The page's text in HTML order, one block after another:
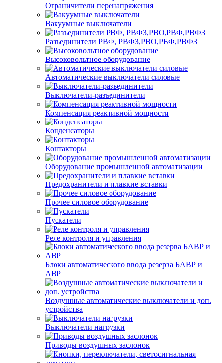
Ограничители перенапряжения
Вакуумные выключатели
Разъединители РВФ, РВФЗ,РВО,РВФ,РВФЗ
Высоковольтное оборудование
Автоматические выключатели cиловые
Выключатели-разъединители
Компенсация реактивной мощности
Конденсаторы
Контакторы
Оборудование промышленной автоматизации
Предохранители и плавкие вставки
Прочее силовое оборудование
Пускатели
Реле контроля и управления
Блоки автоматического ввода резерва БАВР и
АВР
Воздушные автоматические выключатели и доп.
устройства
Выключатели нагрузки
Приводы воздушных заслонок